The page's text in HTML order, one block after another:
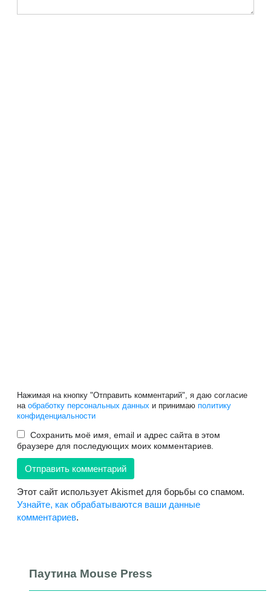
Нажимая на кнопку "Отправить комментарий", я даю согласие
на обработку персональных данных и принимаю политику
конфиденциальности
Сохранить моё имя, email и адрес сайта в этом
браузере для последующих моих комментариев.
Этот сайт использует Akismet для борьбы со спамом.
Узнайте, как обрабатываются ваши данные
комментариев.
Паутина Mouse Press